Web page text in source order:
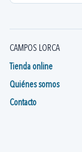
CAMPOS LORCA
Tienda online
Quiénes somos
Contacto